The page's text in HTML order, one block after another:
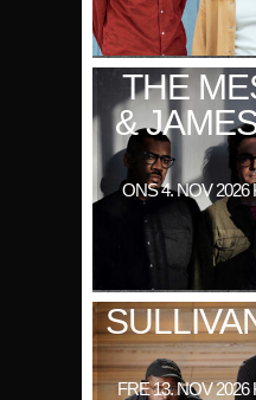
THE
&
ONS 4. NOV 2026
FRE 13. NOV